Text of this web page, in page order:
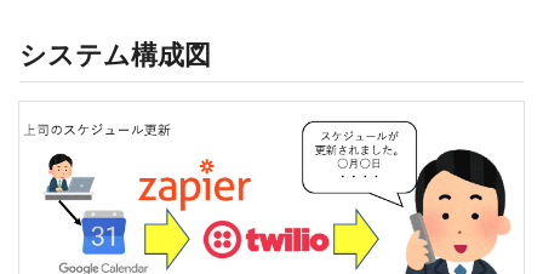
システム構成図